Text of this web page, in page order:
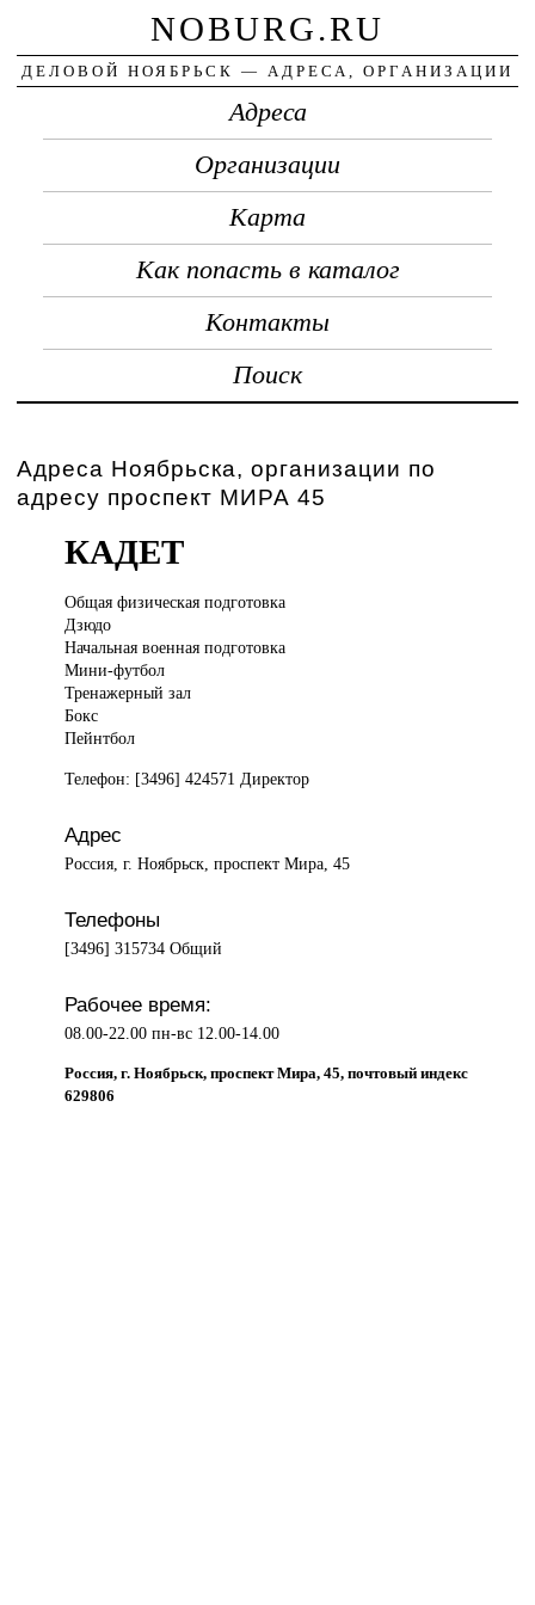
NOBURG.RU
ДЕЛОВОЙ НОЯБРЬСК — АДРЕСА, ОРГАНИЗАЦИИ
Адреса
Организации
Карта
Как попасть в каталог
Контакты
Поиск
Адреса Ноябрьска, организации по
адресу проспект МИРА 45
КАДЕТ
Общая физическаяподготовка
Дзюдо
Начальная военная подготовка
Мини-футбол
Тренажерный зал
Бокс
Пейнтбол
Телефон: [3496] 424571 Директор
Адрес
Россия, г. Ноябрьск, проспект Мира, 45
Телефоны
[3496] 315734 Общий
Рабочее время:
08.00-22.00 пн-вс 12.00-14.00
Россия, г. Ноябрьск, проспект Мира, 45, почтовый индекс
629806